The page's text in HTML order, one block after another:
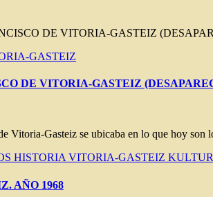
DE VITORIA-GASTEIZ
GASTEIZ
DE VITORIA-GASTEIZ
Vitoria-Gasteiz se ubicaba en lo que hoy
HISTORIA VITORIA-GASTEIZ
AÑO 1968